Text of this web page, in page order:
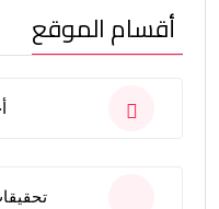
أقسام الموقع